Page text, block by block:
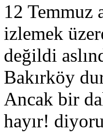
12 Temmuz
izlemek
değildi
Bakırköy
Ancak bir
hayır!